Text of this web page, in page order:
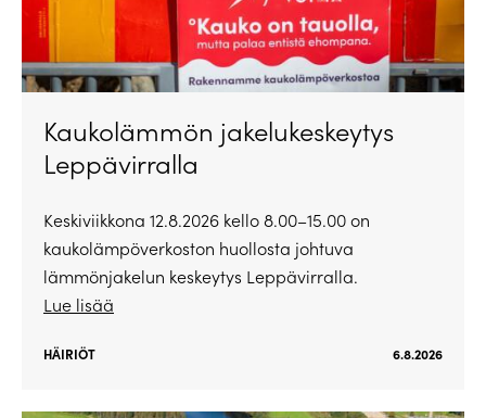
Kaukolämmön jakelukeskeytys
Leppävirralla
Keskiviikkona 12.8.2026 kello 8.00–15.00 on
kaukolämpöverkoston huollosta johtuva
lämmönjakelun keskeytys Leppävirralla.
Lue lisää
HÄIRIÖT 6.8.2026